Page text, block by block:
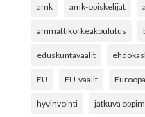
amk amk-opiskelijat
ammattikorkeakoulutus
eduskuntavaalit
EU EU-vaalit
hyvinvointi jatkuva